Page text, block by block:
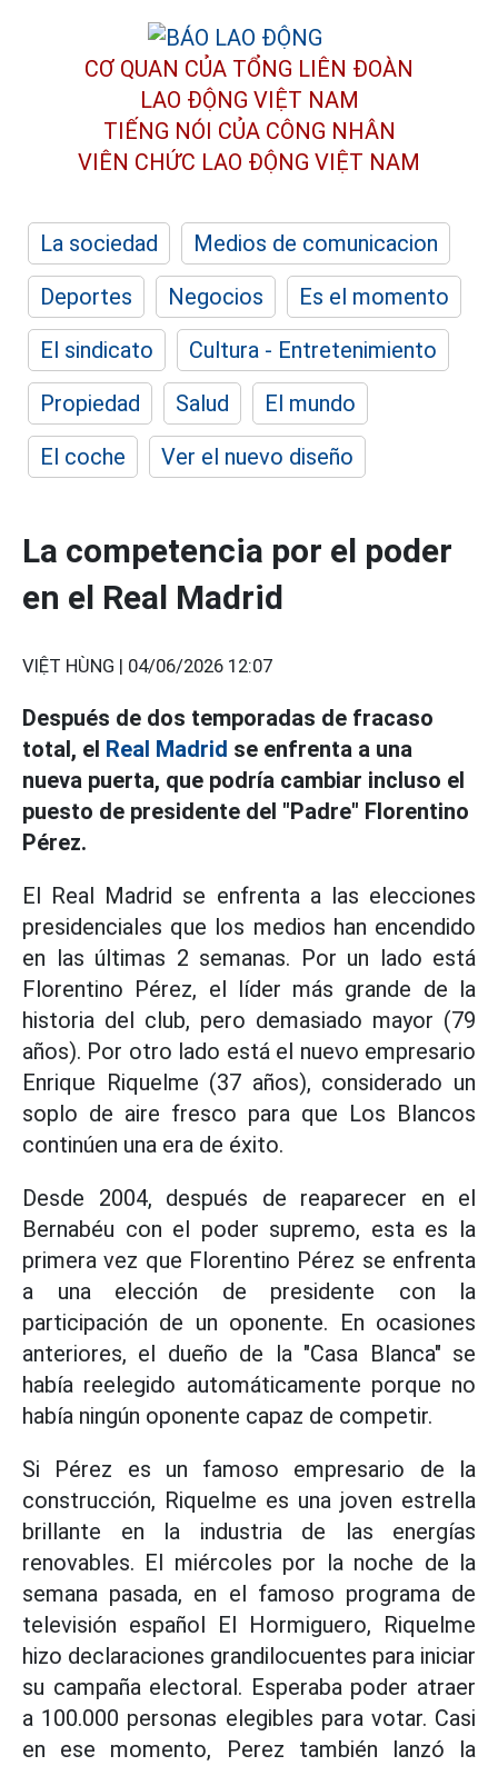
CƠ QUAN CỦA TỔNG LIÊN ĐOÀN
LAO ĐỘNG VIỆT NAM
TIẾNG NÓI CỦA CÔNG NHÂN
VIÊN CHỨC LAO ĐỘNG VIỆT NAM
La sociedad
Medios de comunicacion
Deportes
Negocios
Es el momento
El sindicato
Cultura - Entretenimiento
Propiedad
Salud
El mundo
El coche
Ver el nuevo diseño
La competencia por el poder
en el Real Madrid
VIỆT HÙNG | 04/06/2026 12:07
Después de dos temporadas de fracaso
total, el Real Madrid se enfrenta a una
nueva puerta, que podría cambiar incluso el
puesto de presidente del "Padre" Florentino
Pérez.
El Real Madrid se enfrenta a las elecciones
presidenciales que los medios han encendido
en las últimas 2 semanas. Por un lado está
Florentino Pérez, el líder más grande de la
historia del club, pero demasiado mayor (79
años). Por otro lado está el nuevo empresario
Enrique Riquelme (37 años), considerado un
soplo de aire fresco para que Los Blancos
continúen una era de éxito.
Desde 2004, después de reaparecer en el
Bernabéu con el poder supremo, esta es la
primera vez que Florentino Pérez se enfrenta
a una elección de presidente con la
participación de un oponente. En ocasiones
anteriores, el dueño de la "Casa Blanca" se
había reelegido automáticamente porque no
había ningún oponente capaz de competir.
Si Pérez es un famoso empresario de la
construcción, Riquelme es una joven estrella
brillante en la industria de las energías
renovables. El miércoles por la noche de la
semana pasada, en el famoso programa de
televisión español El Hormiguero, Riquelme
hizo declaraciones grandilocuentes para iniciar
su campaña electoral. Esperaba poder atraer
a 100.000 personas elegibles para votar. Casi
en ese momento, Perez también lanzó la